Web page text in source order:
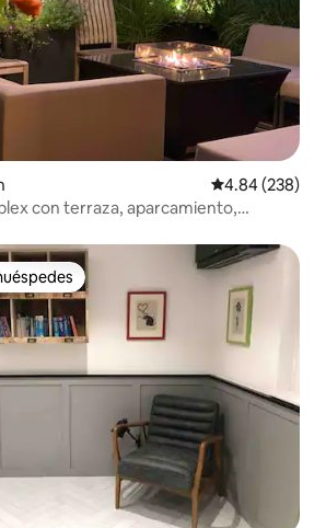
Calificación
4.84 (238)
con terraza, aparcamiento,
preferido